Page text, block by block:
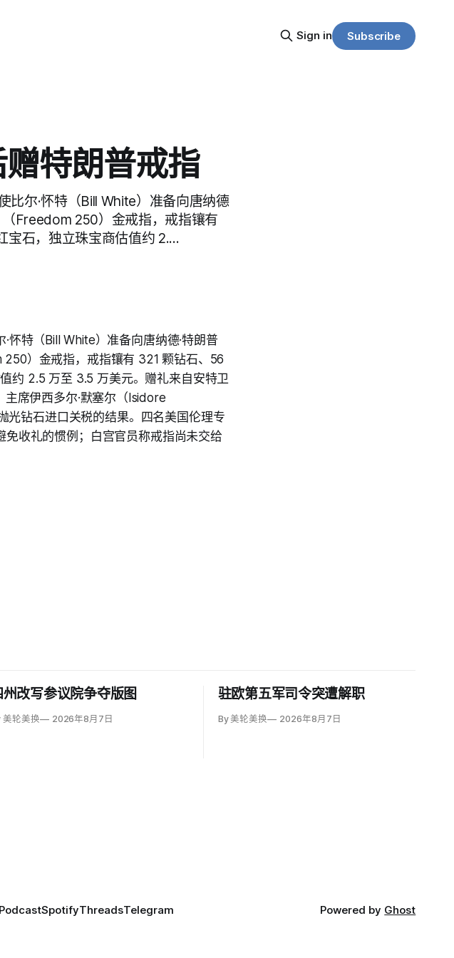
Sign in Subscribe
特朗普戒指
比尔·怀特（Bill White）准备向唐纳德
Freedom 250）金戒指，戒指镶有
宝石，独立珠宝商估值约 2.…
怀特（Bill White）准备向唐纳德·特朗普
）金戒指，戒指镶有 321 颗钻石、56
约 2.5 万至 3.5 万美元。赠礼来自安特卫
席伊西多尔·默塞尔（Isidore
光钻石进口关税的结果。四名美国伦理专
收礼的惯例；白宫官员称戒指尚未交给
州改写参议院争夺版图
美轮美换 2026年8月7日
驻欧第五军司令突遭解职
By 美轮美换 2026年8月7日
SpotifyThreadsTelegram Powered by Ghost